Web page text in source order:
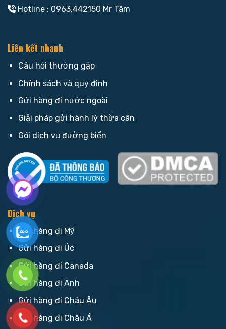
Hotline : 0963.442150 Mr Tâm
Liên kết nhanh
Câu hỏi thường gặp
Chính sách và quy định
Gửi hàng đi nước ngoài
Giải pháp gửi hành lý thừa cân
Gói dịch vụ đường biển
Dịch vụ
Gửi hàng đi Mỹ
Gửi hàng đi Úc
Gửi hàng đi Canada
Gửi hàng đi Anh
Gửi hàng đi Châu Âu
Gửi hàng đi Châu Á